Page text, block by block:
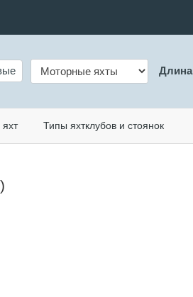
Длина
Типы яхтклубов и стоянок